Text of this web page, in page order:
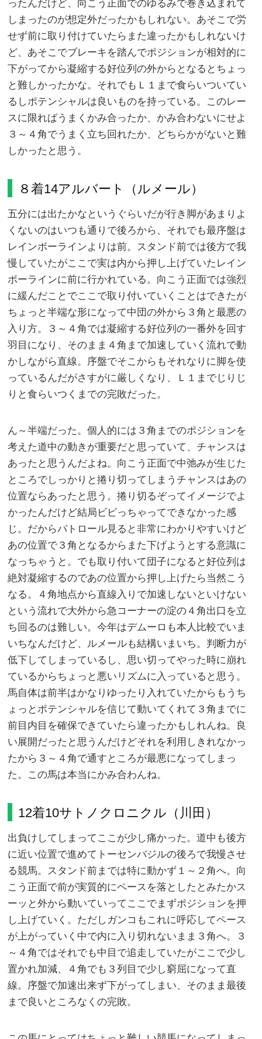
ったんだけど、向こう正面でのゆるみで巻き込まれて
しまったのが想定外だったかもしれない。あそこで労
せず前に取り付けていたらまた違ったかもしれないけ
ど、あそこでブレーキを踏んでポジションが相対的に
下がってから凝縮する好位列の外からとなるとちょっ
と難しかったかな。それでもＬ１まで食らいついてい
るしポテンシャルは良いものを持っている。このレー
スに限ればうまくかみ合ったか、かみ合わないにせよ
３～４角でうまく立ち回れたか、どちらかがないと難
しかったと思う。
８着14アルバート（ルメール）
五分には出たかなというぐらいだが行き脚があまりよ
くないのはいつも通りで後ろから、それでも最序盤は
レインボーラインよりは前。スタンド前では後方で我
慢していたがここで実は内から押し上げていたレイン
ボーラインに前に行かれている。向こう正面では強烈
に緩んだことでここで取り付いていくことはできたが
ちょっと半端な形になって中団の外から３角と最悪の
入り方。３～４角では凝縮する好位列の一番外を回す
羽目になり、そのまま４角まで加速していく流れで動
かしながら直線。序盤でそこからもそれなりに脚を使
っているんだがさすがに厳しくなり、Ｌ１までじりじ
りと食らいつくまでの完敗だった。
ん～半端だった。個人的には３角までのポジションを
考えた道中の動きが重要だと思っていて、チャンスは
あったと思うんだよね。向こう正面で中弛みが生じた
ところでしっかりと捲り切ってしまうチャンスはあの
位置ならあったと思う。捲り切るぞってイメージでよ
かったんだけど結局ビビっちゃってできなかった感
じ。だからパトロール見ると非常にわかりやすいけど
あの位置で３角となるからまた下げようとする意識に
なっちゃうと。でも取り付いて団子になると好位列は
絶対凝縮するのであの位置から押し上げたら当然こう
なる。４角地点から直線入りで加速しないといけない
という流れで大外から急コーナーの淀の４角出口を立
ち回るのは難しい。今年はデムーロも本人比較でいま
いちなんだけど、ルメールも結構いまいち。判断力が
低下してしまっているし、思い切ってやった時に崩れ
ているからちょっと悪いリズムに入っていると思う。
馬自体は前半はかなりゆったり入れていたからもうち
ょっとポテンシャルを信じて動いてくれて３角までに
前目内目を確保できていたら違ったかもしれんね。良
い展開だったと思うんだけどそれを利用しきれなかっ
たから３～４角で通すところが最悪になってしまっ
た。この馬は本当にかみ合わんね。
12着10サトノクロニクル（川田）
出負けしてしまってここが少し痛かった。道中も後方
に近い位置で進めてトーセンバジルの後ろで我慢させ
る競馬。スタンド前までは特に動かず１～２角へ。向
こう正面で前が実質的にペースを落としたとみたかス
ーッと外から動いていってここでまずポジションを押
し上げていく。ただしガンコもこれに呼応してペース
が上がっていく中で内に入り切れないまま３角へ。３
～４角ではそれでも中目で追走していたがここで少し
置かれ加減、４角でも３列目で少し窮屈になって直
線。序盤で加速出来ず下がってしまい、そのまま最後
まで良いところなくの完敗。